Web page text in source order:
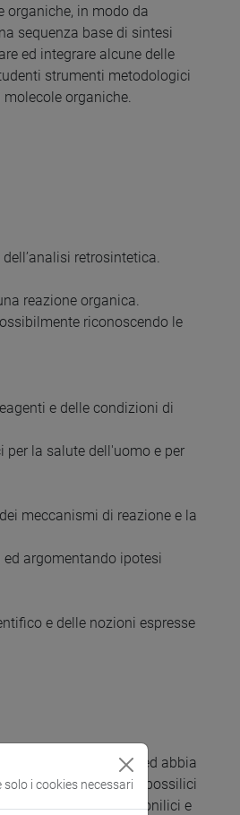
organiche, in modo da
sequenza base di sintesi
ed integrare alcune delle
strumenti metodologici
organiche.
retrosintetica.
reazione organica.
riconoscendo le
e delle condizioni di
la salute dell'uomo e per
meccanismi di reazione e la
argomentando ipotesi
e delle nozioni espresse
lo studente conosca ed abbia
aromatici, gli acidi carbossilici
i composti carbonilici e
i cookies necessari